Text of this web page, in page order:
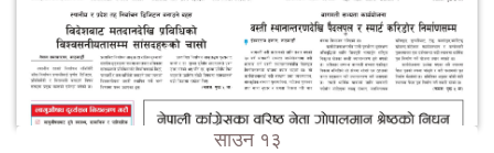
साउन १३